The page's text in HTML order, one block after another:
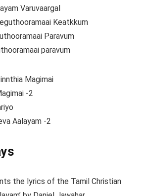
Varuvaargal
Keatkkum
Paravum
paravum
Magimai
-2
Aalayam -2
the lyrics of the Tamil Christian